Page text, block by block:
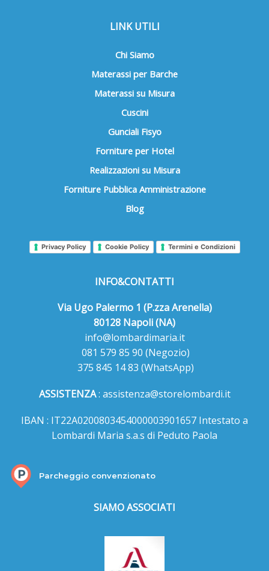
LINK UTILI
Chi Siamo
Materassi per Barche
Materassi su Misura
Cuscini
Gunciali Fisyo
Forniture per Hotel
Realizzazioni su Misura
Forniture Pubblica Amministrazione
Blog
Privacy Policy Cookie Policy Termini e Condizioni
INFO&CONTATTI
Via Ugo Palermo 1 (P.zza Arenella)
80128 Napoli (NA)
info@lombardimaria.it
081 579 85 90 (Negozio)
375 845 14 83 (WhatsApp)
ASSISTENZA: assistenza@storelombardi.it
IBAN : IT22A0200803454000003901657 Intestato a
Lombardi Maria s.a.s di Peduto Paola
Parcheggio convenzionato
SIAMO ASSOCIATI